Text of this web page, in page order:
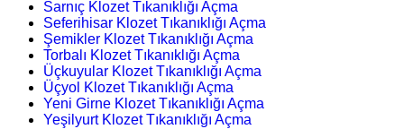
Sarnıç Klozet Tıkanıklığı Açma
Seferihisar Klozet Tıkanıklığı Açma
Şemikler Klozet Tıkanıklığı Açma
Torbalı Klozet Tıkanıklığı Açma
Üçkuyular Klozet Tıkanıklığı Açma
Üçyol Klozet Tıkanıklığı Açma
Yeni Girne Klozet Tıkanıklığı Açma
Yeşilyurt Klozet Tıkanıklığı Açma